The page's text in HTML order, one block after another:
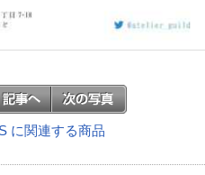
に関連する商品